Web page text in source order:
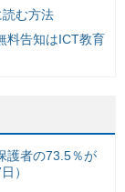
む方法
料告知はICT教育
護者の73.5％が
）